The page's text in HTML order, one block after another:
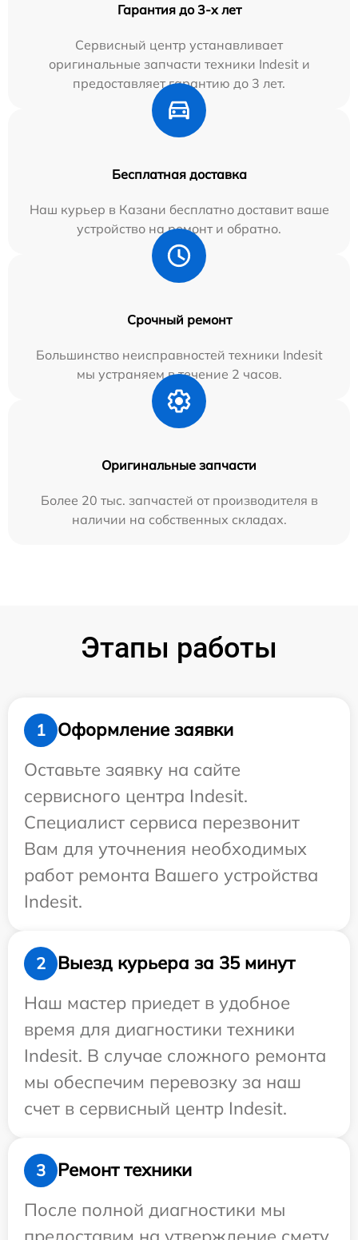
Гарантия до 3-х лет
Сервисный центр устанавливает
оригинальные запчасти техники Indesit и
предоставляет гарантию до 3 лет.
Бесплатная доставка
Наш курьер в Казани бесплатно доставит ваше
устройство на ремонт и обратно.
Срочный ремонт
Большинство неисправностей техники Indesit
мы устраняем в течение 2 часов.
Оригинальные запчасти
Более 20 тыс. запчастей от производителя в
наличии на собственных складах.
Этапы работы
1
Оформление заявки
Оставьте заявку на сайте
сервисного центра Indesit.
Специалист сервиса перезвонит
Вам для уточнения необходимых
работ ремонта Вашего устройства
Indesit.
2
Выезд курьера за 35 минут
Наш мастер приедет в удобное
время для диагностики техники
Indesit. В случае сложного ремонта
мы обеспечим перевозку за наш
счет в сервисный центр Indesit.
3
Ремонт техники
После полной диагностики мы